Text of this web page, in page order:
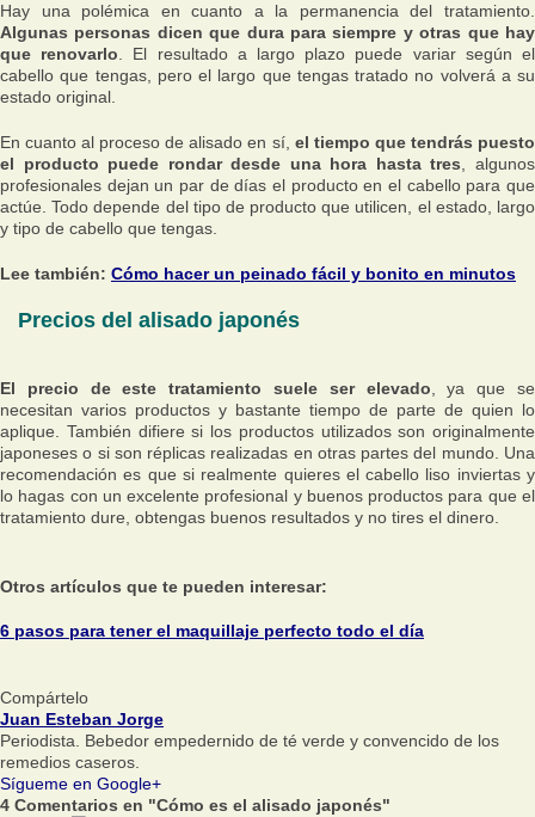
Hay una polémica en cuanto a la permanencia del tratamiento.
Algunas personas dicen que dura para siempre y otras que hay
que renovarlo . El resultado a largo plazo puede variar según el
cabello que tengas, pero el largo que tengas tratado no volverá a su
estado original.
En cuanto al proceso de alisado en sí, el tiempo que tendrás puesto
el producto puede rondar desde una hora hasta tres , algunos
profesionales dejan un par de días el producto en el cabello para que
actúe. Todo depende del tipo de producto que utilicen, el estado, largo
y tipo de cabello que tengas.
Lee también: Cómo hacer un peinado fácil y bonito en minutos
Precios del alisado japonés
El precio de este tratamiento suele ser elevado , ya que se
necesitan varios productos y bastante tiempo de parte de quien lo
aplique. También difiere si los productos utilizados son originalmente
japoneses o si son réplicas realizadas en otras partes del mundo. Una
recomendación es que si realmente quieres el cabello liso inviertas y
lo hagas con un excelente profesional y buenos productos para que el
tratamiento dure, obtengas buenos resultados y no tires el dinero.
Otros artículos que te pueden interesar:
6 pasos para tener el maquillaje perfecto todo el día
Compártelo
Juan Esteban Jorge
Periodista. Bebedor empedernido de té verde y convencido de los
remedios caseros.
Sígueme en Google+
4 Comentarios en "Cómo es el alisado japonés"